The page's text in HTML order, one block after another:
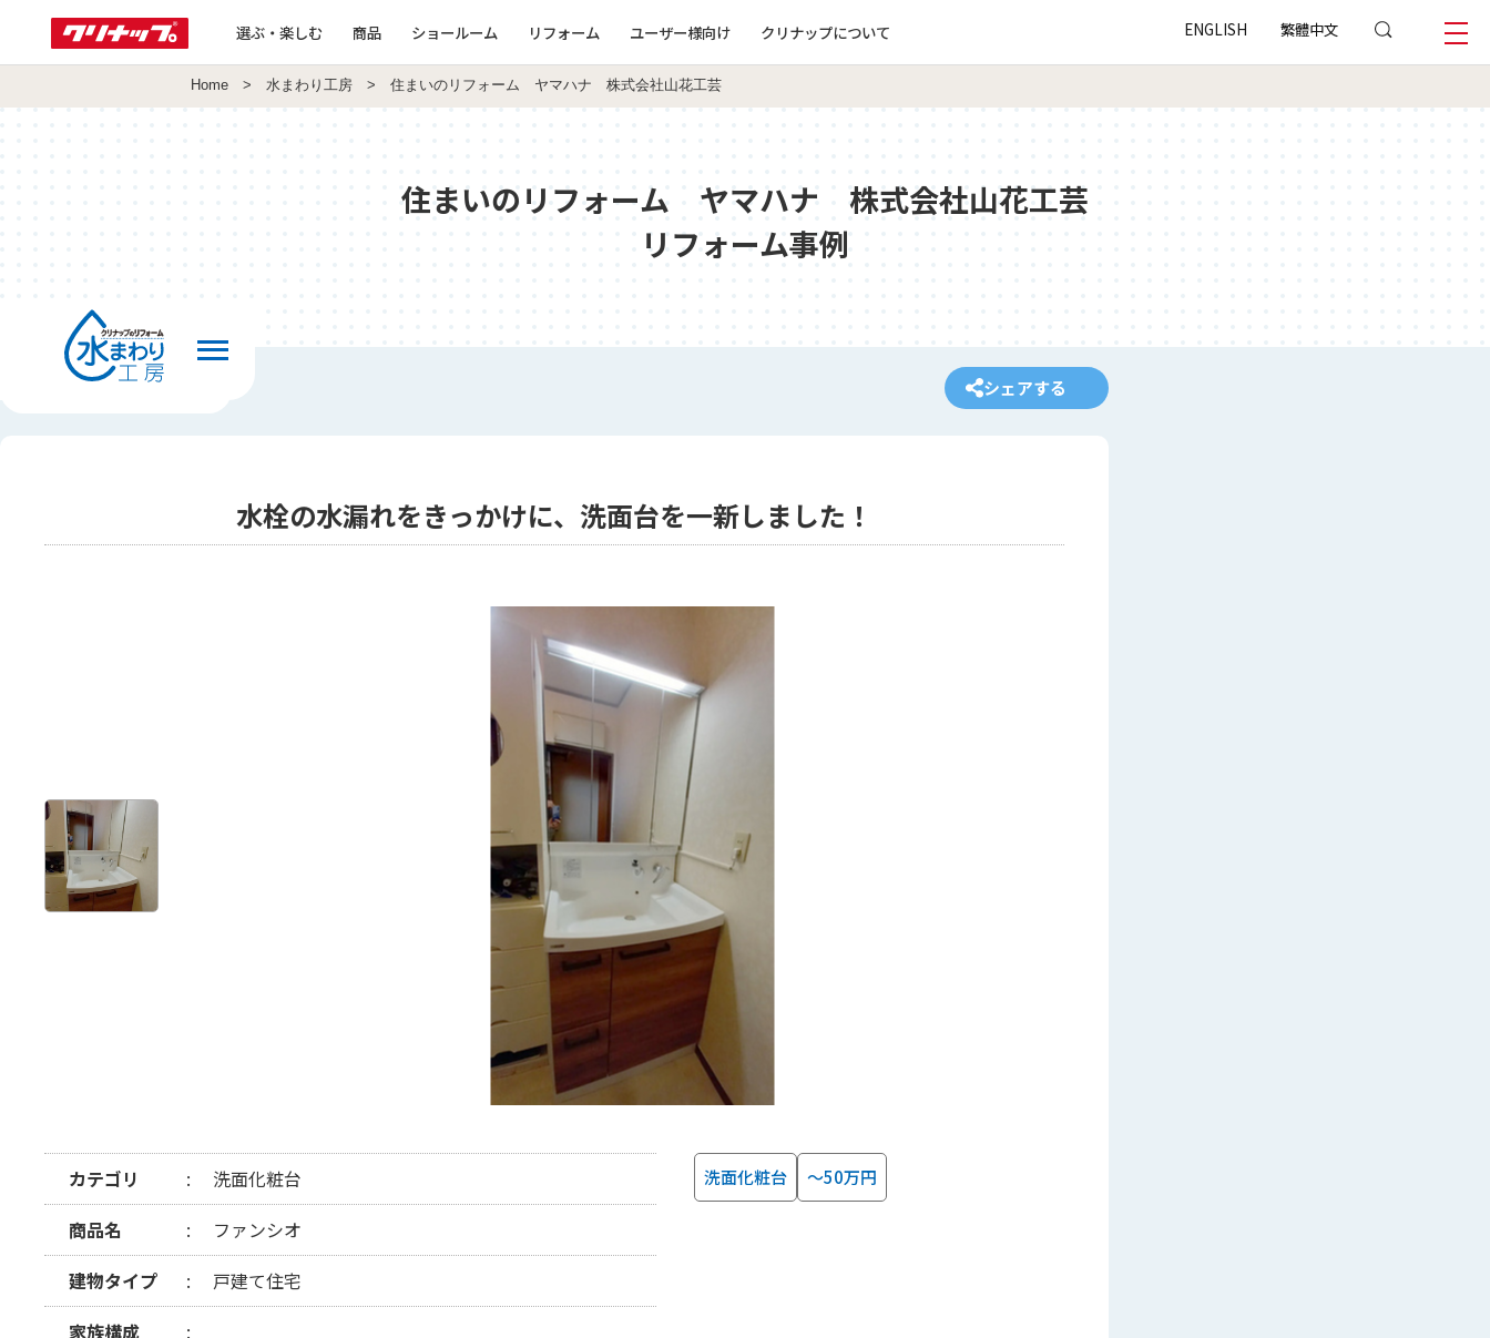
選ぶ・楽しむ 商品 ショールーム リフォーム ユーザー様向け クリナップについて ENGLISH 繁體中文
Home > 水まわり工房 > 住まいのリフォーム ヤマハナ 株式会社山花工芸
住まいのリフォーム ヤマハナ 株式会社山花工芸
リフォーム事例
前の画面へ戻る シェアする
水栓の水漏れをきっかけに、洗面台を一新しました！
カテゴリ
洗面化粧台
商品名
ファンシオ
建物タイプ
戸建て住宅
家族構成
洗面化粧台 ～50万円